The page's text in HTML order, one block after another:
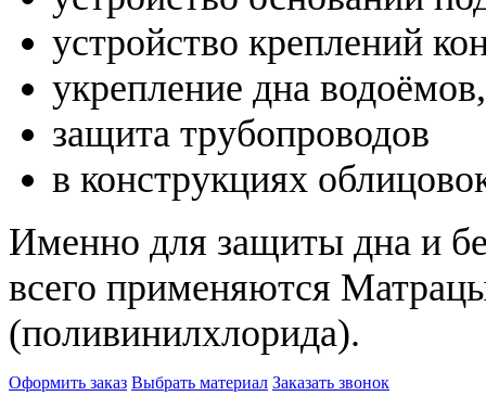
устройство креплений
укрепление дна
защита трубопроводов
в конструкциях
Именно для защиты дна и
всего применяются
(поливинилхлорида).
Оформить заказ Выбрать материал Заказать звонок